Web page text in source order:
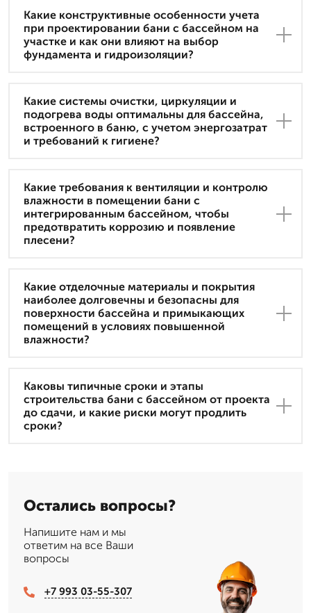
Какие конструктивные особенности учета
при проектировании бани с бассейном на
участке и как они влияют на выбор
фундамента и гидроизоляции?
Какие системы очистки, циркуляции и
подогрева воды оптимальны для бассейна,
встроенного в баню, с учетом энергозатрат
и требований к гигиене?
Какие требования к вентиляции и контролю
влажности в помещении бани с
интегрированным бассейном, чтобы
предотвратить коррозию и появление
плесени?
Какие отделочные материалы и покрытия
наиболее долговечны и безопасны для
поверхности бассейна и примыкающих
помещений в условиях повышенной
влажности?
Каковы типичные сроки и этапы
строительства бани с бассейном от проекта
до сдачи, и какие риски могут продлить
сроки?
Остались вопросы?
Напишите нам и мы
ответим на все Ваши
вопросы
+7 993 03-55-307